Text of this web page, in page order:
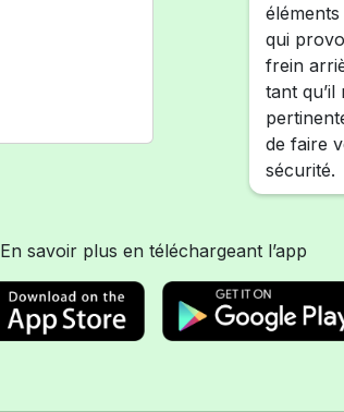
qui
frein
tant qu’il
de faire
sécurité.
En savoir plus en téléchargeant l’app